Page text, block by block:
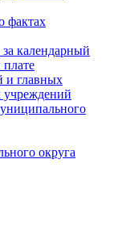
фактах
календарный
плате
и главных
учреждений
округа